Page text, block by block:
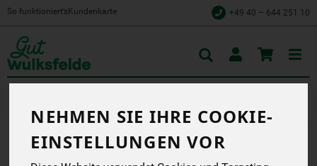
NEHMEN SIE IHRE COOKIE-
EINSTELLUNGEN VOR
So funktioniert’s Kundenkarte +49 40 – 644 251 10
DINKELCROISSANTS ZUM
Toggle
cart